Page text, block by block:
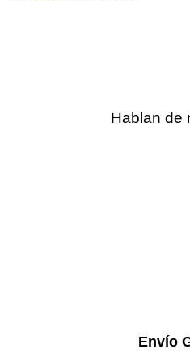
Hablan de
Envío